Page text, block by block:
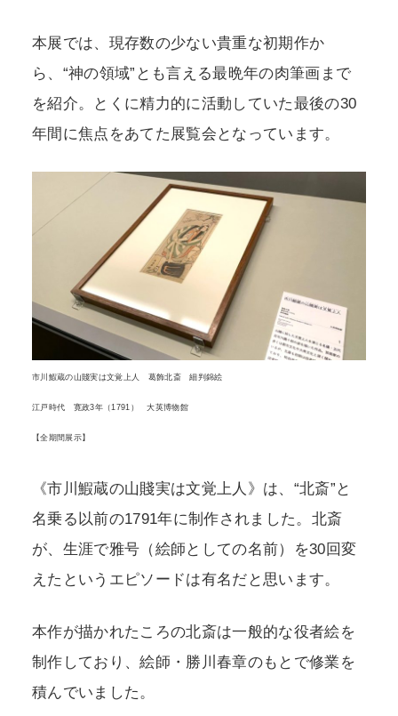
本展では、現存数の少ない貴重な初期作か
ら、“神の領域”とも言える最晩年の肉筆画まで
を紹介。とくに精力的に活動していた最後の30
年間に焦点をあてた展覧会となっています。
市川鰕蔵の山賤実は文覚上人 葛飾北斎 細判錦絵
江戸時代 寛政3年（1791） 大英博物館
【全期間展示】
《市川鰕蔵の山賤実は文覚上人》は、“北斎”と
名乗る以前の1791年に制作されました。北斎
が、生涯で雅号（絵師としての名前）を30回変
えたというエピソードは有名だと思います。
本作が描かれたころの北斎は一般的な役者絵を
制作しており、絵師・勝川春章のもとで修業を
積んでいました。